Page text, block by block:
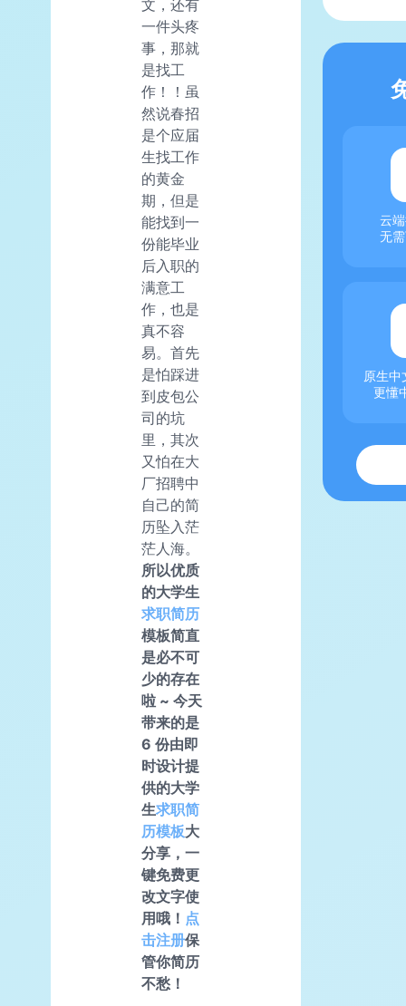
文，还有
一件头疼
事，那就
是找工
作！！虽
然说春招
是个应届
生找工作
的黄金
期，但是
能找到一
份能毕业
后入职的
满意工
作，也是
真不容
易。首先
是怕踩进
到皮包公
司的坑
里，其次
又怕在大
厂招聘中
自己的简
历坠入茫
茫人海。
所以优质
的大学生
求职简历
模板简直
是必不可
少的存在
啦 ~ 今天
带来的是
6 份由即
时设计提
供的大学
生求职简
历模板大
分享，一
键免费更
改文字使
用哦！ 点
击注册保
管你简历
不愁！
云
无
原生中
更懂